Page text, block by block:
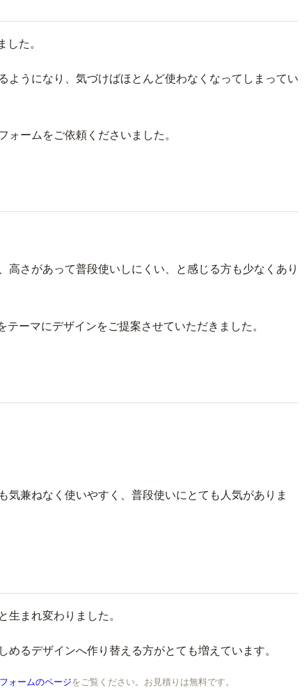
た。
うになり、気づけばほとんど使わなくなってしまってい
ームをご依頼くださいました。
さがあって普段使いしにくい、と感じる方も少なくあり
ーマにデザインをご提案させていただきました。
兼ねなく使いやすく、普段使いにとても人気がありま
まれ変わりました。
るデザインへ作り替える方がとても増えています。
ォームのページをご覧ください。お見積りは無料です。